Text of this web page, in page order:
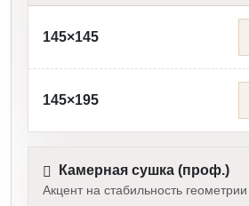
145×145
145×195
Камерная сушка (проф.)
Акцент на стабильность геометрии